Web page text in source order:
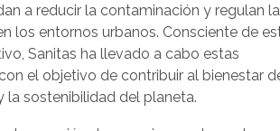
a reducir la contaminación y regulan la
los entornos urbanos. Consciente de
Sanitas ha llevado a cabo estas
el objetivo de contribuir al bienestar
la sostenibilidad del planeta.